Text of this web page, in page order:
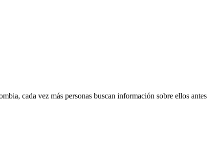
cada vez más personas buscan información sobre ellos antes